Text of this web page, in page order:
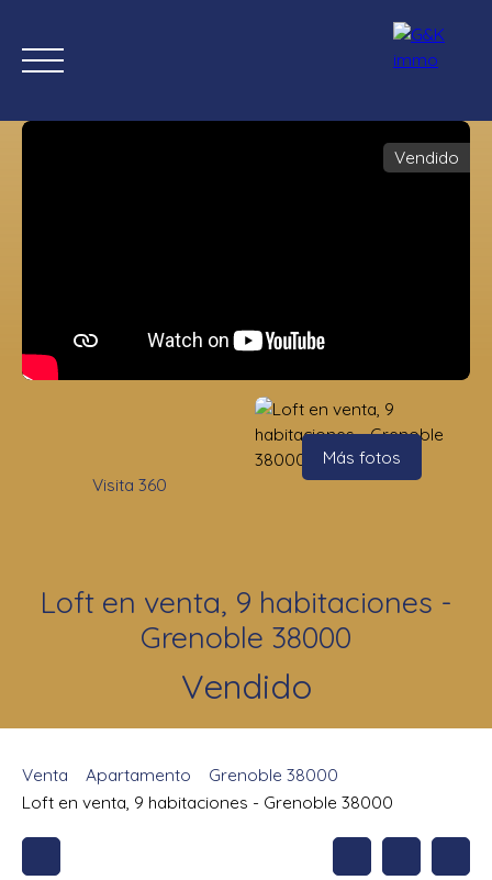
Comprar ahora Nuevas propiedades
Estimación
Vendido
Visita 360
Más fotos
Loft en venta, 9 habitaciones -
Grenoble 38000
Vendido
Venta Apartamento
Grenoble 38000
Loft en venta, 9 habitaciones - Grenoble 38000